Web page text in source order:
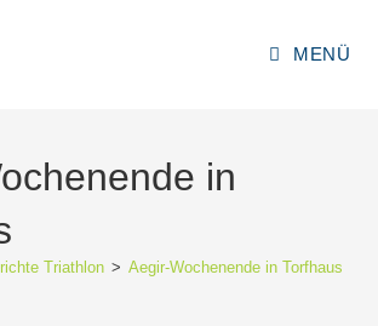
MENÜ
in
Triathlon > Aegir-Wochenende in Torfhaus